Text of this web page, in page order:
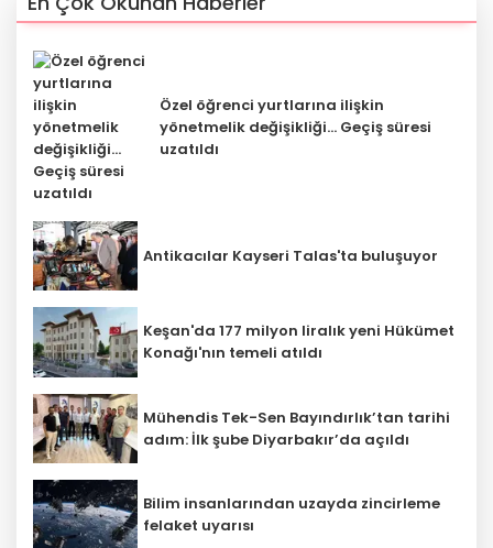
Özel öğrenci yurtlarına ilişkin
yönetmelik değişikliği... Geçiş süresi
uzatıldı
Antikacılar Kayseri Talas'ta buluşuyor
Keşan'da 177 milyon liralık yeni Hükümet
Konağı'nın temeli atıldı
Mühendis Tek-Sen Bayındırlık’tan tarihi
adım: İlk şube Diyarbakır’da açıldı
Bilim insanlarından uzayda zincirleme
felaket uyarısı